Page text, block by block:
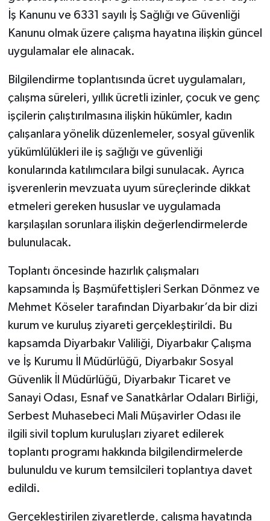
İş Kanunu ve 6331 sayılı İş Sağlığı ve Güvenliği
Kanunu olmak üzere çalışma hayatına ilişkin güncel
uygulamalar ele alınacak.
Bilgilendirme toplantısında ücret uygulamaları,
çalışma süreleri, yıllık ücretli izinler, çocuk ve genç
işçilerin çalıştırılmasına ilişkin hükümler, kadın
çalışanlara yönelik düzenlemeler, sosyal güvenlik
yükümlülükleri ile iş sağlığı ve güvenliği
konularında katılımcılara bilgi sunulacak. Ayrıca
işverenlerin mevzuata uyum süreçlerinde dikkat
etmeleri gereken hususlar ve uygulamada
karşılaşılan sorunlara ilişkin değerlendirmelerde
bulunulacak.
Toplantı öncesinde hazırlık çalışmaları
kapsamında İş Başmüfettişleri Serkan Dönmez ve
Mehmet Köseler tarafından Diyarbakır’da bir dizi
kurum ve kuruluş ziyareti gerçekleştirildi. Bu
kapsamda Diyarbakır Valiliği, Diyarbakır Çalışma
ve İş Kurumu İl Müdürlüğü, Diyarbakır Sosyal
Güvenlik İl Müdürlüğü, Diyarbakır Ticaret ve
Sanayi Odası, Esnaf ve Sanatkârlar Odaları Birliği,
Serbest Muhasebeci Mali Müşavirler Odası ile
ilgili sivil toplum kuruluşları ziyaret edilerek
toplantı programı hakkında bilgilendirmelerde
bulunuldu ve kurum temsilcileri toplantıya davet
edildi.
Gerçekleştirilen ziyaretlerde, çalışma hayatında